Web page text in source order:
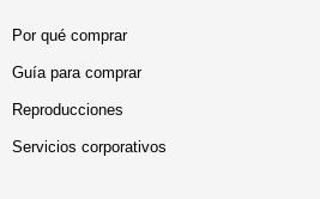
Por qué comprar
Guía para comprar
Reproducciones
Servicios corporativos